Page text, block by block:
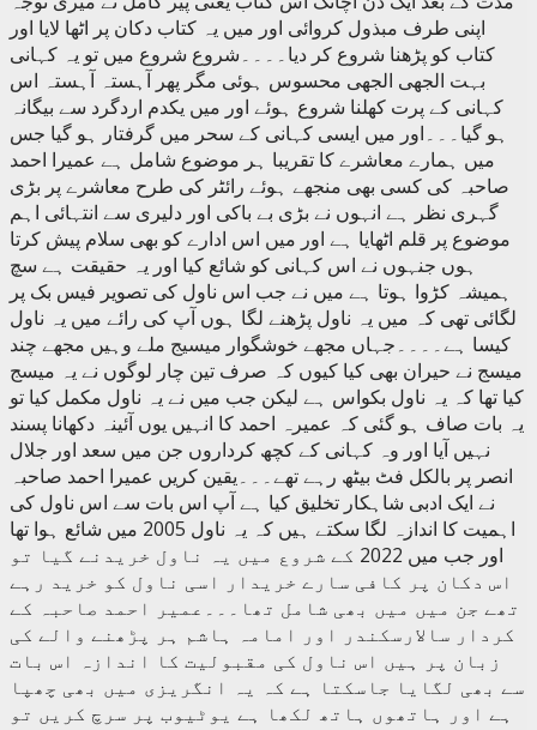
اپنی طرف مبذول کروائی اور میں یہ کتاب دکان پر اٹھا لایا اور
کتاب کو پڑھنا شروع کر دیا۔۔۔۔شروع شروع میں تو یہ کہانی
بہت الجھی الجھی محسوس ہوئی مگر پھر آہستہ آہستہ اس
کہانی کے پرت کھلنا شروع ہوئے اور میں یکدم اردگرد سے بیگانہ
ہو گیا۔۔۔اور میں ایسی کہانی کے سحر میں گرفتار ہو گیا جس
میں ہمارے معاشرے کا تقریبا ہر موضوع شامل ہے عمیرا احمد
صاحبہ کی کسی بھی منجھے ہوئے رائٹر کی طرح معاشرے پر بڑی
گہری نظر ہے انہوں نے بڑی بے باکی اور دلیری سے انتہائی اہم
موضوع پر قلم اٹھایا ہے اور میں اس ادارے کو بھی سلام پیش کرتا
ہوں جنہوں نے اس کہانی کو شائع کیا اور یہ حقیقت ہے سچ
ہمیشہ کڑوا ہوتا ہے میں نے جب اس ناول کی تصویر فیس بک پر
لگائی تھی کہ میں یہ ناول پڑھنے لگا ہوں آپ کی رائے میں یہ ناول
کیسا ہے۔۔۔۔جہاں مجھے خوشگوار میسیج ملے وہیں مجھے چند
میسج نے حیران بھی کیا کیوں کہ صرف تین چار لوگوں نے یہ میسج
کیا تھا کہ یہ ناول بکواس ہے لیکن جب میں نے یہ ناول مکمل کیا تو
یہ بات صاف ہو گئی کہ عمیرہ احمد کا انہیں یوں آئینہ دکھانا پسند
نہیں آیا اور وہ کہانی کے کچھ کرداروں جن میں سعد اور جلال
انصر پر بالکل فٹ بیٹھ رہے تھے۔۔۔یقین کریں عمیرا احمد صاحبہ
نے ایک ادبی شاہکار تخلیق کیا ہے آپ اس بات سے اس ناول کی
اہمیت کا اندازہ لگا سکتے ہیں کہ یہ ناول 2005 میں شائع ہوا تھا
اور جب میں 2022 کے شروع میں یہ ناول خریدنے گیا تو
اس دکان پر کافی سارے خریدار اسی ناول کو خرید رہے
تھے جن میں میں بھی شامل تھا۔۔۔عمیر احمد صاحبہ کے
کردار سالارسکندر اور امامہ ہاشم ہر پڑھنے والے کی
زبان پر ہیں اس ناول کی مقبولیت کا اندازہ اس بات
سے بھی لگایا جاسکتا ہے کہ یہ انگریزی میں بھی چھپا
ہے اور ہاتھوں ہاتھ لکھا ہے یوٹیوب پر سرچ کریں تو